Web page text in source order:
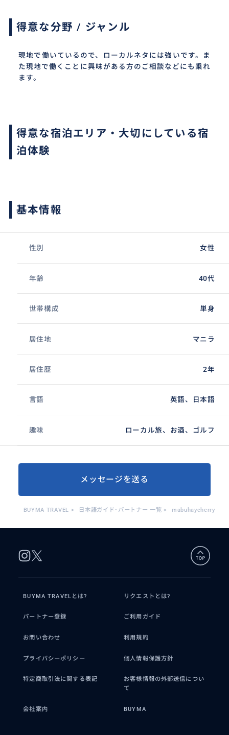
得意な分野 / ジャンル
現地で働いているので、ローカルネタには強いです。ま
た現地で働くことに興味がある方のご相談などにも乗れ
ます。
得意な宿泊エリア・大切にしている宿
泊体験
基本情報
性別 女性
年齢 40代
世帯構成 単身
居住地 マニラ
居住歴 2年
言語 英語、日本語
趣味 ローカル旅、お酒、ゴルフ
メッセージを送る
BUYMA TRAVEL > 日本語ガイド･パートナー 一覧 > mabuhaycherry
BUYMA TRAVELとは? リクエストとは?
パートナー登録 ご利用ガイド
お問い合わせ 利用規約
プライバシーポリシー 個人情報保護方針
特定商取引法に関する表記
お客様情報の外部送信につい
て
会社案内 BUYMA